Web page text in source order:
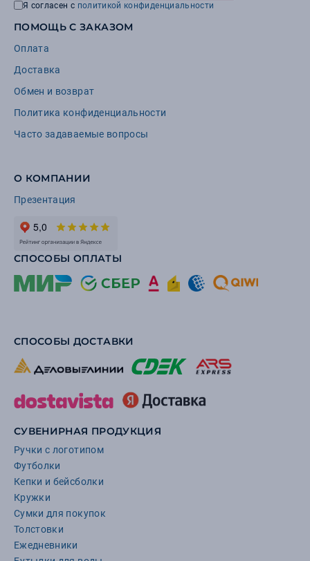
Я согласен с политикой конфиденциальности
ПОМОЩЬ С ЗАКАЗОМ
Оплата
Доставка
Обмен и возврат
Политика конфиденциальности
Часто задаваемые вопросы
О КОМПАНИИ
Презентация
СПОСОБЫ ОПЛАТЫ
СПОСОБЫ ДОСТАВКИ
СУВЕНИРНАЯ ПРОДУКЦИЯ
Ручки с логотипом
Футболки
Кепки и бейсболки
Кружки
Сумки для покупок
Толстовки
Ежедневники